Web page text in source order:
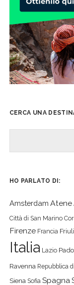
CERCA UNA
HO PARLATO DI:
Amsterdam Atene
Città di San Marino
Firenze Francia
Italia Lazio
Ravenna Repubblica
Siena Sofia Spagna